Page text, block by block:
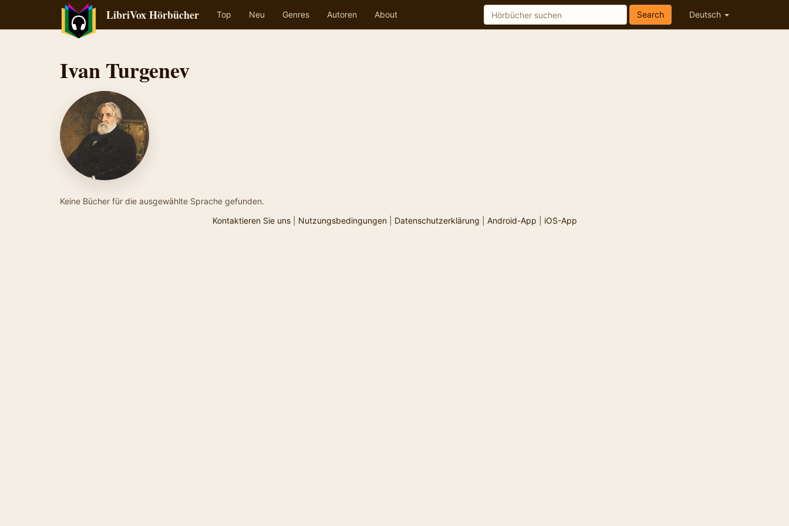
LibriVox Hörbücher Top Neu Genres Autoren About Deutsch
Search
Ivan Turgenev
Keine Bücher für die ausgewählte Sprache gefunden.
Kontaktieren Sie uns| Nutzungsbedingungen| Datenschutzerklärung Android-App iOS-App